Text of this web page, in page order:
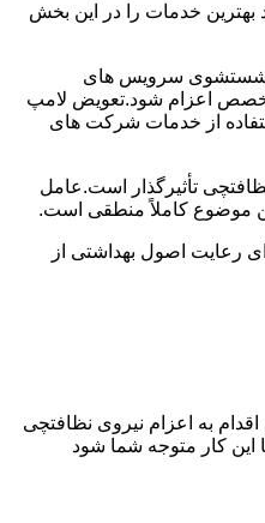
خدمات را در این بخش
شستشوی سرویس های
متخصص اعزام شود.تعویض لامپ
از خدمات شرکت های
تأثیرگذار است.عامل
موضوع کاملاً منطقی است.
رعایت اصول بهداشتی از
به اعزام نیروی نظافتچی
این کار متوجه شما شود